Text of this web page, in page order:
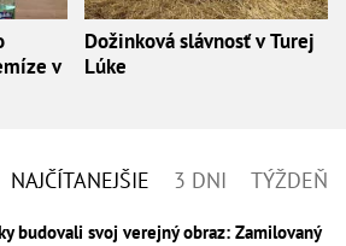
v
Dožinková slávnosť v Turej
Lúke
NAJČÍTANEJŠIE 3 DNI TÝŽDEŇ
budovali svoj verejný obraz: Zamilovaný